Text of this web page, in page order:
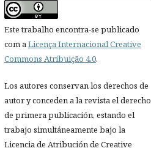
Este trabalho encontra-se publicado
com aLicença Internacional Creative
Commons Atribuição 4.0.
Los autores conservan los derechos de
autor y conceden a la revista el derecho
de primera publicación, estando el
trabajo simultáneamente bajo la
Licencia de Atribución de Creative